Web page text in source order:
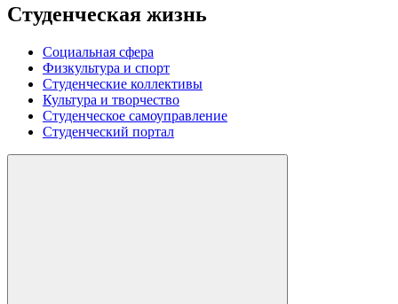
Студенческая жизнь
Социальная сфера
Физкультура и спорт
Студенческие коллективы
Культура и творчество
Студенческое самоуправление
Студенческий портал